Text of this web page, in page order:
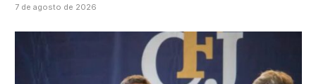
7 de agosto de 2026